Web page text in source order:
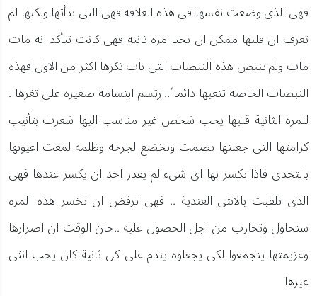
فهى الذى وضعت نفسها فى هذه العلاقة فهى التى بدأتها ولكنها لم
تعرف ان قلبها ممكن ان يحيا مره ثانية فهى كانت تتأكد انه مات
مات ولم ينبض هذه النبضات التى بات تكرها اكثر من الاول فهذه
النبضات الخاصة تتعبها دائما ً..ارتسم ابتسامة صغيره على ثغرها .
للمره الثانية قلبها يحب شخص غير مناسب اليها شعرت بتأنيب
كرامتها التى جعلتها تصمت وتخضع لجرحه وظلمه لمعت اعيونها
بالتحدى فاذا تكسر بها اى شىء لم يقدر احد ان يكسر عندها فهى
الذى تلقبت بالانثى العندية .. فهى ترفض ان تخسر هذه المره
ستحاول وتحارب من اجل الحصول عليه ..حان الوقت ان اصرارها
وعزيمتها يتجمعوا لكى يجعلوه يندم على كل ثانية كان يحب انثى
غيرها